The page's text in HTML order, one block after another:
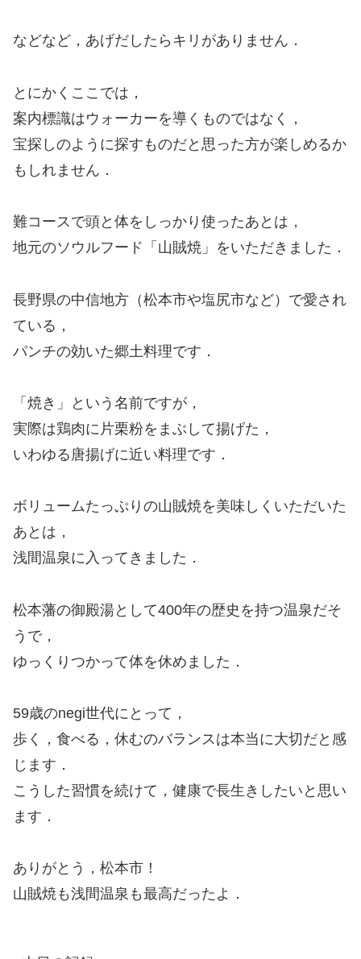
などなど，あげだしたらキリがありません．
とにかくここでは，
案内標識はウォーカーを導くものではなく，
宝探しのように探すものだと思った方が楽しめるか
もしれません．
難コースで頭と体をしっかり使ったあとは，
地元のソウルフード「山賊焼」をいただきました．
長野県の中信地方（松本市や塩尻市など）で愛され
ている，
パンチの効いた郷土料理です．
「焼き」という名前ですが，
実際は鶏肉に片栗粉をまぶして揚げた，
いわゆる唐揚げに近い料理です．
ボリュームたっぷりの山賊焼を美味しくいただいた
あとは，
浅間温泉に入ってきました．
松本藩の御殿湯として400年の歴史を持つ温泉だそ
うで，
ゆっくりつかって体を休めました．
59歳のnegi世代にとって，
歩く，食べる，休むのバランスは本当に大切だと感
じます．
こうした習慣を続けて，健康で長生きしたいと思い
ます．
ありがとう，松本市！
山賊焼も浅間温泉も最高だったよ．